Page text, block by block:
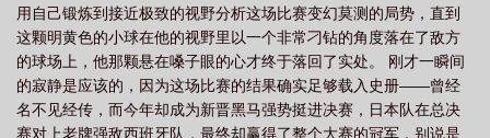
官·仁王雅治、被“操纵”走上歪路的实力演技派入江奏多、一心想要
挽回挚友，痛心疾首的手冢国光…… 直到某天，柯南循着
线索，撞破了“秘密会见”的现场。 迹部被迹部掐着下巴，眼
中的固执赤烈如火，仁王三人拔枪怒吼：“放开他！迹部你醒
醒！” 迹部竖起食指，枪口调转，看向台下的观
用自己锻炼到接近极致的视野分析这场比赛变幻莫测的局势，直到
这颗明黄色的小球在他的视野里以一个非常刁钻的角度落在了敌方
的球场上，他那颗悬在嗓子眼的心才终于落回了实处。 刚才一瞬间
的寂静是应该的，因为这场比赛的结果确实足够载入史册——曾经
名不见经传，而今年却成为新晋黑马强势挺进决赛，日本队在总决
赛对上老牌强敌西班牙队，最终却赢得了整个大赛的冠军，别说是